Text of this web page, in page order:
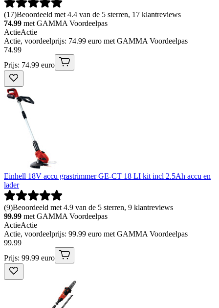
(17)Beoordeeld met 4.4 van de 5 sterren, 17 klantreviews
74.99 met GAMMA Voordeelpas
ActieActie
Actie, voordeelprijs: 74.99 euro met GAMMA Voordeelpas
74.99
Prijs: 74.99 euro
Einhell 18V accu grastrimmer GE-CT 18 LI kit incl 2.5Ah accu en
lader
(9)Beoordeeld met 4.9 van de 5 sterren, 9 klantreviews
99.99 met GAMMA Voordeelpas
ActieActie
Actie, voordeelprijs: 99.99 euro met GAMMA Voordeelpas
99.99
Prijs: 99.99 euro